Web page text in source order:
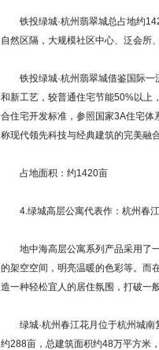
铁投绿城·杭州翡翠城总占地约
自然区隔，大规模社区中心、泛会所
铁投绿城·杭州翡翠城借鉴国际一
和新工艺，较普通住宅节能50%以上
合住宅开发标准，参照国家3A住宅
称现代领先科技与经典建筑的完美融合
占地面积：约1420亩
4.绿城高层公寓代表作：杭州春江
地中海高层公寓系列产品采用了一
的架空空间，明亮温暖的色彩等。而
造一种轻松宜人的居住氛围，打破一
绿城·杭州春江花月位于杭州城南
约288亩，总建筑面积约48万平方米